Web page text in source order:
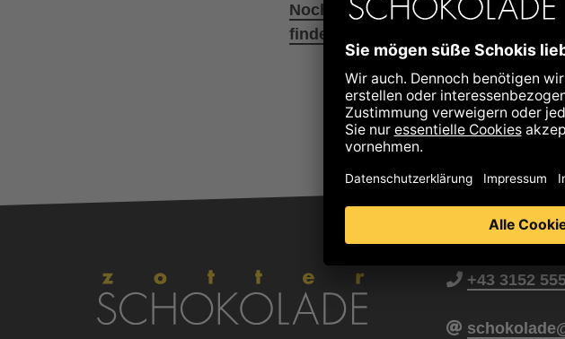
Noch mehr Kuvertüren, Zubehör,
finden Sie unter "Backen &
+43 3152